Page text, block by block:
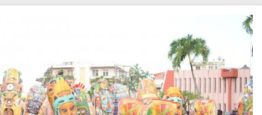
Le Centre Communal d'Action Social
Les aides sociales
Logement
scolaire
maternelles et primaire